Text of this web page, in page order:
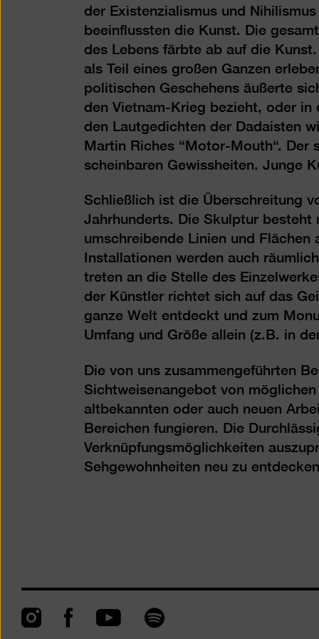
der Existenzialismus und
beeinflussten die Kunst. Die
des Lebens färbte ab auf die
als Teil eines großen Ganzen
politischen Geschehens äußerte
den Vietnam-Krieg bezieht, oder in
den Lautgedichten der Dadaisten
Martin Riches “Motor-Mouth“.
scheinbaren Gewissheiten. Junge
Schließlich ist die Überschreitung
Jahrhunderts. Die Skulptur besteht
umschreibende Linien und Flächen
Installationen werden auch
treten an die Stelle des
der Künstler richtet sich auf das
ganze Welt entdeckt und zum
Umfang und Größe allein (z.B. in
Die von uns zusammengeführten
Sichtweisenangebot von
altbekannten oder auch neuen
Bereichen fungieren. Die
Verknüpfungsmöglichkeiten
Sehgewohnheiten neu zu
InstagramFacebookYouTubeSpotify